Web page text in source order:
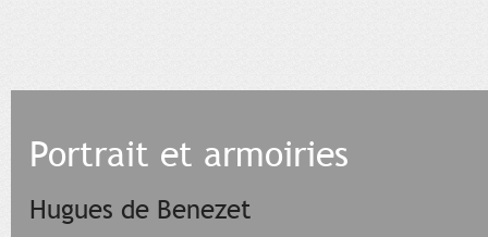
Portrait et armoiries
Hugues de Benezet